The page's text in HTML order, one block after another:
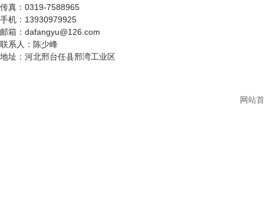
传真：0319-7588965
手机：13930979925
邮箱：dafangyu@126.com
联系人：陈少峰
地址：河北邢台任县邢湾工业区
网站